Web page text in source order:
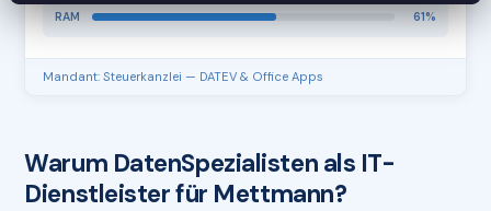
RAM
61%
Mandant: Steuerkanzlei — DATEV & Office Apps
Warum DatenSpezialisten als IT-
Dienstleister für Mettmann?